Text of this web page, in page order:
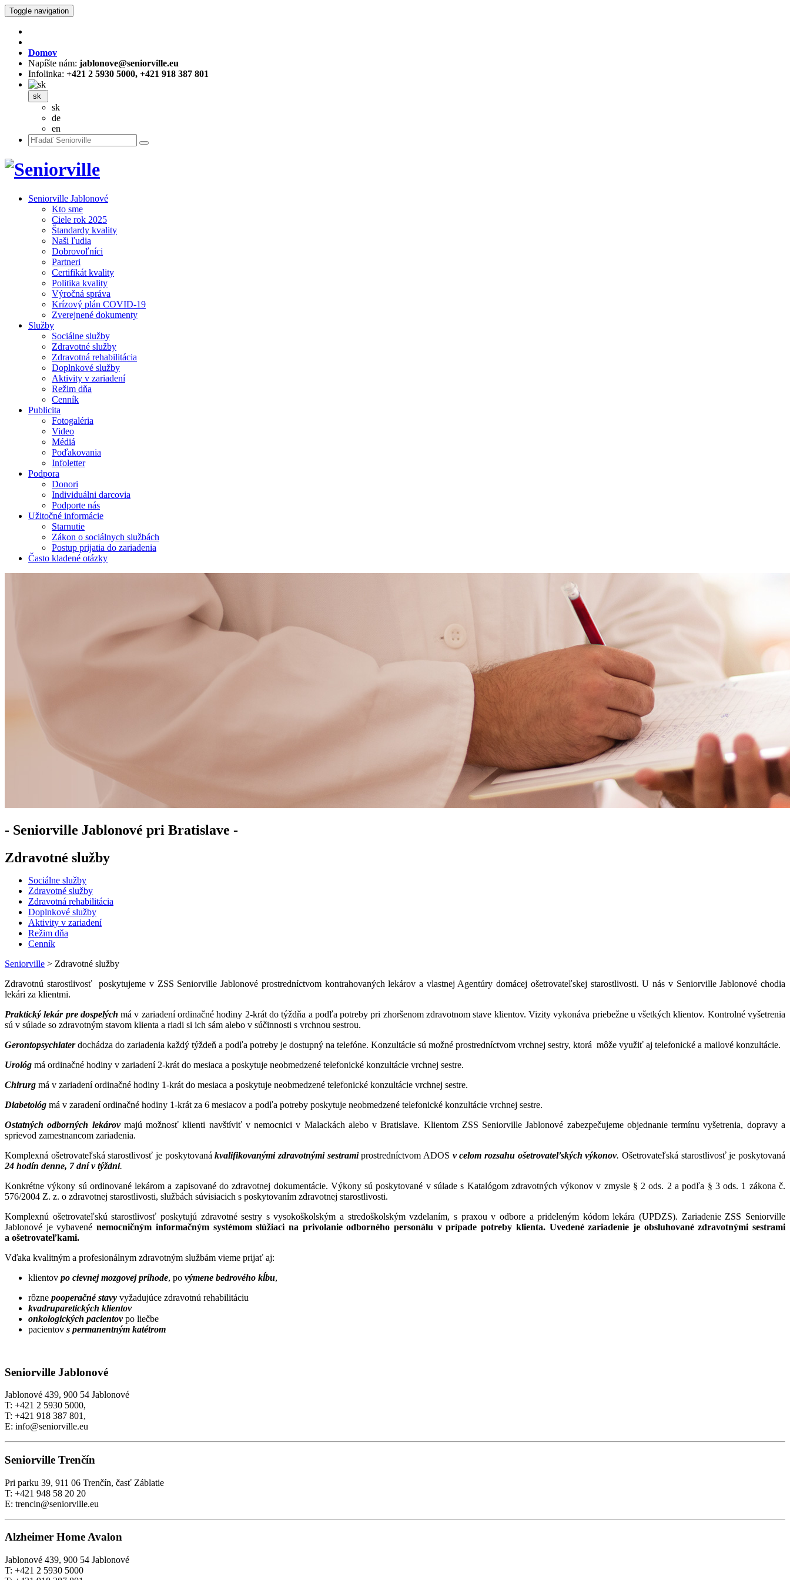
Toggle navigation
Domov
Napíšte nám: jablonove@seniorville.eu
Infolinka: +421 2 5930 5000, +421 918 387 801
sk
sk
de
en
Seniorville Jablonové
Kto sme
Ciele rok 2025
Štandardy kvality
Naši ľudia
Dobrovoľníci
Partneri
Certifikát kvality
Politika kvality
Výročná správa
Krízový plán COVID-19
Zverejnené dokumenty
Služby
Sociálne služby
Zdravotné služby
Zdravotná rehabilitácia
Doplnkové služby
Aktivity v zariadení
Režim dňa
Cenník
Publicita
Fotogaléria
Video
Médiá
Poďakovania
Infoletter
Podpora
Donori
Individuálni darcovia
Podporte nás
Užitočné informácie
Starnutie
Zákon o sociálnych službách
Postup prijatia do zariadenia
Často kladené otázky
- Seniorville Jablonové pri Bratislave -
Zdravotné služby
Sociálne služby
Zdravotné služby
Zdravotná rehabilitácia
Doplnkové služby
Aktivity v zariadení
Režim dňa
Cenník
Seniorville > Zdravotné služby
Zdravotnú starostlivosť poskytujeme v ZSS Seniorville Jablonové prostredníctvom kontrahovaných lekárov a vlastnej Agentúry domácej ošetrovateľskej starostlivosti. U nás v Seniorville Jablonové chodia
lekári za klientmi.
Praktický lekár pre dospelých má v zariadení ordinačné hodiny 2-krát do týždňa a podľa potreby pri zhoršenom zdravotnom stave klientov. Vizity vykonáva priebežne u všetkých klientov. Kontrolné vyšetrenia
sú v súlade so zdravotným stavom klienta a riadi si ich sám alebo v súčinnosti s vrchnou sestrou.
Gerontopsychiaterdochádza do zariadenia každý týždeň a podľa potreby je dostupný na telefóne. Konzultácie sú možné prostredníctvom vrchnej sestry, ktorá môže využiť aj telefonické a mailové konzultácie.
Urológ má ordinačné hodiny v zariadení 2-krát do mesiaca a poskytuje neobmedzené telefonické konzultácie vrchnej sestre.
Chirurg má v zariadení ordinačné hodiny 1-krát do mesiaca a poskytuje neobmedzené telefonické konzultácie vrchnej sestre.
Diabetológ má v zaradení ordinačné hodiny 1-krát za 6 mesiacov a podľa potreby poskytuje neobmedzené telefonické konzultácie vrchnej sestre.
Ostatných odborných lekárovmajú možnosť klienti navštíviť v nemocnici v Malackách alebo v Bratislave. Klientom ZSS Seniorville Jablonové zabezpečujeme objednanie termínu vyšetrenia, dopravy a
sprievod zamestnancom zariadenia.
Komplexná ošetrovateľská starostlivosť je poskytovanákvalifikovanými zdravotnými sestramiprostredníctvom ADOS v celom rozsahu ošetrovateľských výkonov. Ošetrovateľská starostlivosť je poskytovaná
24 hodín denne, 7 dní v týždni.
Konkrétne výkony sú ordinované lekárom a zapisované do zdravotnej dokumentácie. Výkony sú poskytované v súlade s Katalógom zdravotných výkonov v zmysle § 2 ods. 2 a podľa § 3 ods. 1 zákona č.
576/2004 Z. z. o zdravotnej starostlivosti, službách súvisiacich s poskytovaním zdravotnej starostlivosti.
Komplexnú ošetrovateľskú starostlivosť poskytujú zdravotné sestry s vysokoškolským a stredoškolským vzdelaním, s praxou v odbore a prideleným kódom lekára (UPDZS). Zariadenie ZSS Seniorville
Jablonové je vybavenénemocničným informačným systémom slúžiaci na privolanie odborného personálu v prípade potreby klienta. Uvedené zariadenie je obsluhované zdravotnými sestrami
a ošetrovateľkami.
Vďaka kvalitným a profesionálnym zdravotným službám vieme prijať aj:
klientov po cievnej mozgovej príhode, po výmene bedrového kĺbu,
rôzne pooperačné stavy vyžadujúce zdravotnú rehabilitáciu
kvadruparetických klientov
onkologických pacientovpo liečbe
pacientov s permanentným katétrom
Seniorville Jablonové
Jablonové 439, 900 54 Jablonové
T: +421 2 5930 5000,
T: +421 918 387 801,
E: info@seniorville.eu
Seniorville Trenčín
Pri parku 39, 911 06 Trenčín, časť Záblatie
T: +421 948 58 20 20
E: trencin@seniorville.eu
Alzheimer Home Avalon
Jablonové 439, 900 54 Jablonové
T: +421 2 5930 5000